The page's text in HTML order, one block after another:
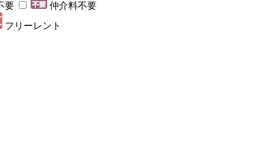
要
仲介料不要
フリーレント